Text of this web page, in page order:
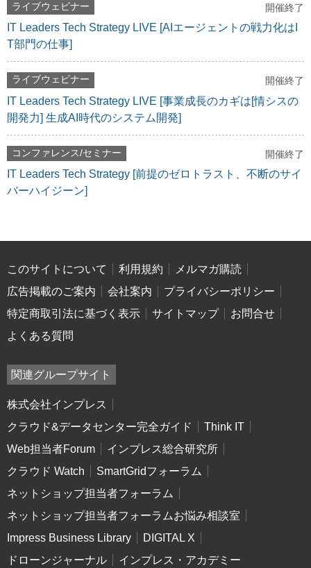
ライブウェビナー 開催終了
IT Leaders Tech Strategy LIVE [AIエージェントの戦力化はI
T部門の仕事]
ライブウェビナー 開催終了
IT Leaders Tech Strategy LIVE [事業成長のカギは[情シスの
開発力] 生成AI時代のシステム開発]
コンファレンス/セミナー 開催終了
IT Leaders Tech Strategy [前提のゼロトラスト、不断のサイ
バーハイジーン]
このサイトについて 利用規約
メルマガ購読
広告掲載のご案内
会社案内
プライバシーポリシー
特定商取引法に基づく表示
サイトマップ
お問合せ
よくある質問
関連グループサイト
株式会社インプレス
クラウド&データセンター完全ガイド
Think IT
Web担当者Forum
インプレス総合研究所
クラウド Watch
SmartGridフォーラム
ネットショップ担当者フォーラム
ネットショップ担当者フォーラムお悩み相談室
Impress Business Library
DIGITAL X
ドローンジャーナル
インプレス・アカデミー